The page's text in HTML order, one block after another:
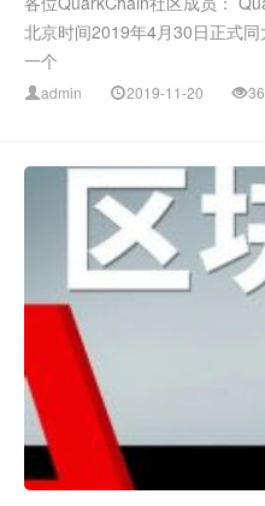
北京时间2019年4月30日正式
一个
admin 2019-11-20